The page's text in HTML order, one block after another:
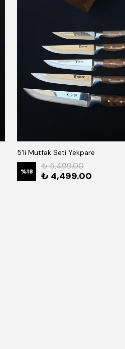
5'li Mutfak Seti Yekpare
%18
₺ 5,499.00
₺ 4,499.00